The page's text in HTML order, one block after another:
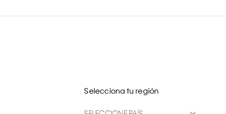
Selecciona tu región